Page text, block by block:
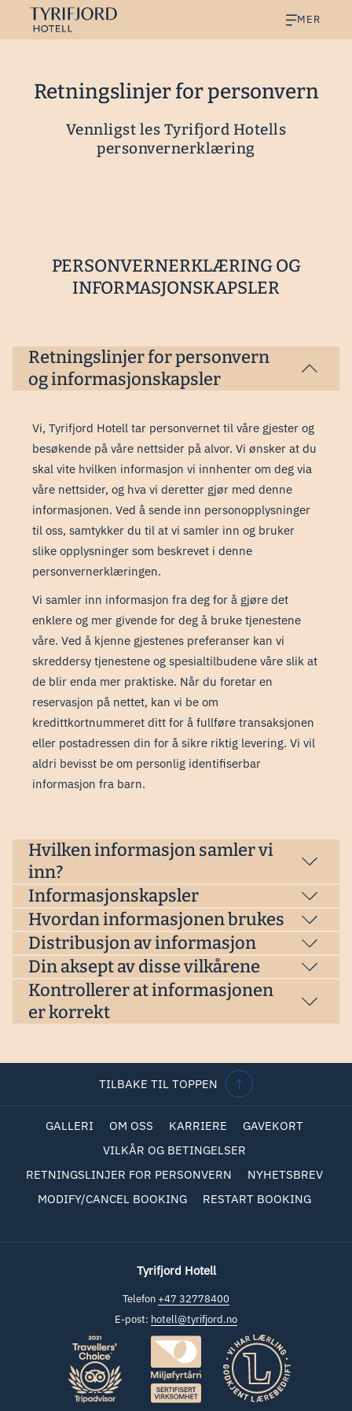
MER
Retningslinjer for personvern
Vennligst les Tyrifjord Hotells
personvernerklæring
PERSONVERNERKLÆRING OG
INFORMASJONSKAPSLER
Retningslinjer for personvern
og informasjonskapsler
Vi, Tyrifjord Hotell tar personvernet til våre gjester og
besøkende på våre nettsider på alvor. Vi ønsker at du
skal vite hvilken informasjon vi innhenter om deg via
våre nettsider, og hva vi deretter gjør med denne
informasjonen. Ved å sende inn personopplysninger
til oss, samtykker du til at vi samler inn og bruker
slike opplysninger som beskrevet i denne
personvernerklæringen.
Vi samler inn informasjon fra deg for å gjøre det
enklere og mer givende for deg å bruke tjenestene
våre. Ved å kjenne gjestenes preferanser kan vi
skreddersy tjenestene og spesialtilbudene våre slik at
de blir enda mer praktiske. Når du foretar en
reservasjon på nettet, kan vi be om
kredittkortnummeret ditt for å fullføre transaksjonen
eller postadressen din for å sikre riktig levering. Vi vil
aldri bevisst be om personlig identifiserbar
informasjon fra barn.
Hvilken informasjon samler vi
inn?
Informasjonskapsler
Hvordan informasjonen brukes
Distribusjon av informasjon
Din aksept av disse vilkårene
Kontrollerer at informasjonen
er korrekt
TILBAKE TIL TOPPEN
GALLERI OM OSS KARRIERE
GAVEKORT
VILKÅR OG BETINGELSER
RETNINGSLINJER FOR PERSONVERN
NYHETSBREV
MODIFY/CANCEL BOOKING
RESTART BOOKING
Tyrifjord Hotell
Telefon+47 32778400
E-post: hotell@tyrifjord.no